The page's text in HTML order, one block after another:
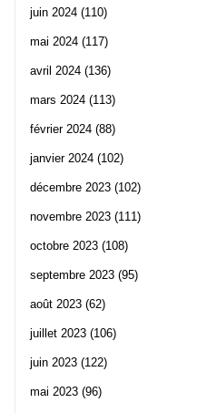
juin 2024 (110)
mai 2024 (117)
avril 2024 (136)
mars 2024 (113)
février 2024 (88)
janvier 2024 (102)
décembre 2023 (102)
novembre 2023 (111)
octobre 2023 (108)
septembre 2023 (95)
août 2023 (62)
juillet 2023 (106)
juin 2023 (122)
mai 2023 (96)